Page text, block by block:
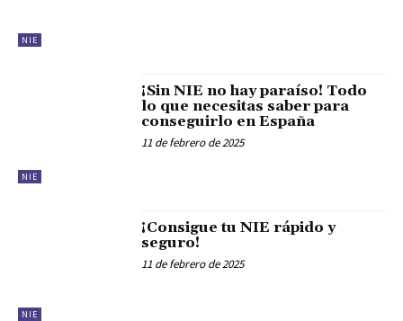
NIE
NIE
¡Sin NIE no hay paraíso! Todo
lo que necesitas saber para
conseguirlo en España
11 de febrero de 2025
NIE
¡Consigue tu NIE rápido y
seguro!
11 de febrero de 2025